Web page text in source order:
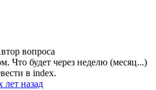
вопроса
Что будет через неделю (месяц...)
в index.
лет назад